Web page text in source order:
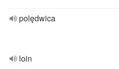
polędwica
loin